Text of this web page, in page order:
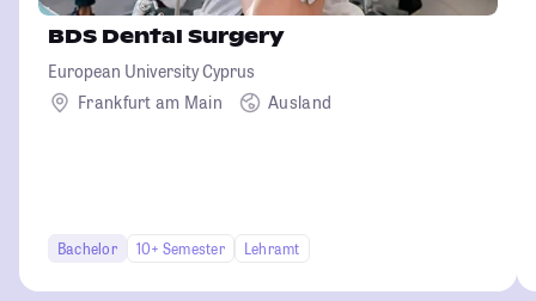
BDS Dental Surgery
European University Cyprus
Frankfurt am Main
Ausland
Bachelor 10+ Semester Lehramt